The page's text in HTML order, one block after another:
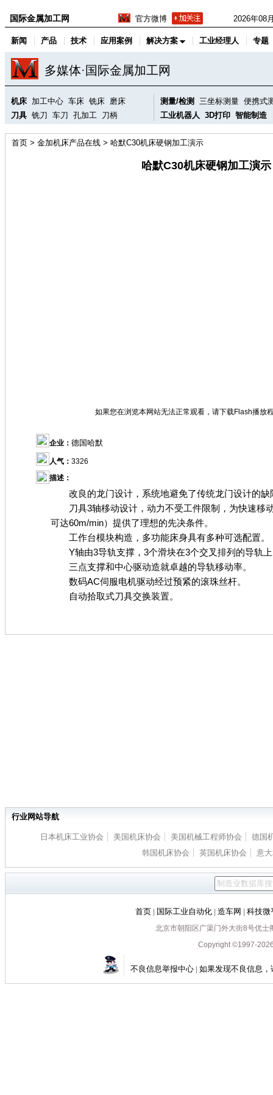
国际金属加工网 官方微博 2026年08
新闻 产品 技术 应用案例 解决方案 工业经理人 专题
多媒体·国际金属加工网
机床 加工中心 车床 铣床 磨床
刀具 铣刀 车刀 孔加工 刀柄
测量/检测 三坐标测量 便携式
工业机器人 3D打印 智能制造
首页 > 金加机床产品在线 > 哈默C30机床硬钢加工演示
哈默C30机床硬钢加工演示
如果您在浏览本网站无法正常观看，请下载Flash播放
企业： 德国哈默
人气： 3326
描述：
改良的龙门设计，系统地避免了传统龙门设计的缺
刀具3轴移动设计，动力不受工件限制，为快速移
可达60m/min）提供了理想的先决条件。
工作台模块构造，多功能床身具有多种可选配置。
Y轴由3导轨支撑，3个滑块在3个交叉排列的导轨
三点支撑和中心驱动造就卓越的导轨移动率。
数码AC伺服电机驱动经过预紧的滚珠丝杆。
自动拾取式刀具交换装置。
行业网站导航
日本机床工业协会 美国机床协会 美国机械工程师协会
德国
韩国机床协会
英国机床协会 意
首页 国际工业自动化| 造车网 科技微
北京市朝阳区广渠门外大街8号优
Copyright ©1997-
不良信息举报中心 如果发现不良信息